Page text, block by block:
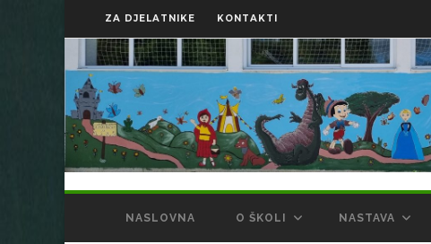
ZA DJELATNIKE KONTAKTI
NASLOVNA O ŠKOLI NASTAVA